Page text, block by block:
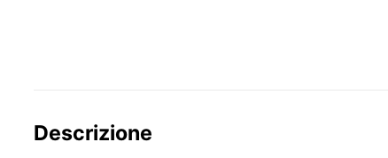
Descrizione